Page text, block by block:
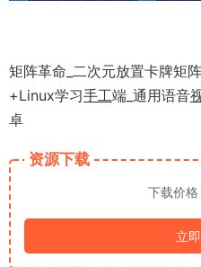
矩阵革命_二次元放置卡牌矩
+Linux学习手工端_通用语音
卓
资源下载
下载价格
立